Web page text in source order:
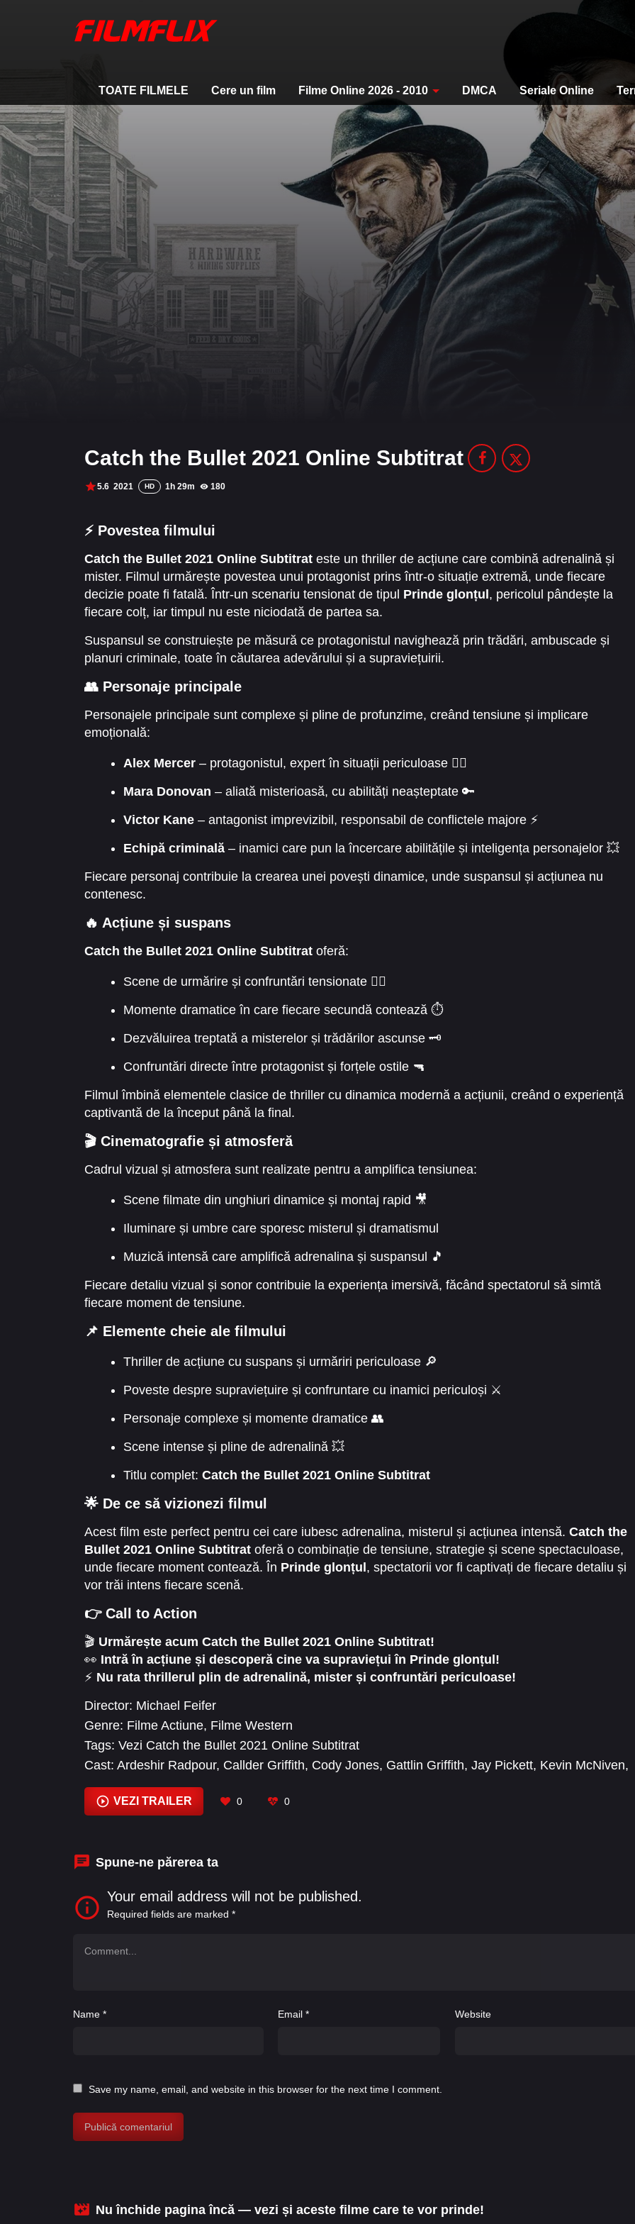
TOATE FILMELE Cere un film Filme Online 2026 - 2010 DMCA Seriale Online
Catch the Bullet 2021 Online Subtitrat
5.6 2021 HD 1h 29m 180
⚡ Povestea filmului
Catch the Bullet 2021 Online Subtitrat este un thriller de acțiune care combină adrenalină și
mister. Filmul urmărește povestea unui protagonist prins într-o situație extremă, unde fiecare
decizie poate fi fatală. Într-un scenariu tensionat de tipul Prinde glonțul, pericolul pândește la
fiecare colț, iar timpul nu este niciodată de partea sa.
Suspansul se construiește pe măsură ce protagonistul navighează prin trădări, ambuscade și
planuri criminale, toate în căutarea adevărului și a supraviețuirii.
👥 Personaje principale
Personajele principale sunt complexe și pline de profunzime, creând tensiune și implicare
emoțională:
Alex Mercer– protagonistul, expert în situații periculoase 🕵️‍♂️
Mara Donovan – aliată misterioasă, cu abilități neașteptate 🔑
Victor Kane– antagonist imprevizibil, responsabil de conflictele majore ⚡
Echipă criminală– inamici care pun la încercare abilitățile și inteligența personajelor 💥
Fiecare personaj contribuie la crearea unei povești dinamice, unde suspansul și acțiunea nu
contenesc.
🔥 Acțiune și suspans
Catch the Bullet 2021 Online Subtitrat oferă:
Scene de urmărire și confruntări tensionate 🏃‍♂️
Momente dramatice în care fiecare secundă contează ⏱️
Dezvăluirea treptată a misterelor și trădărilor ascunse 🗝️
Confruntări directe între protagonist și forțele ostile 🔫
Filmul îmbină elementele clasice de thriller cu dinamica modernă a acțiunii, creând o experiență
captivantă de la început până la final.
🎬 Cinematografie și atmosferă
Cadrul vizual și atmosfera sunt realizate pentru a amplifica tensiunea:
Scene filmate din unghiuri dinamice și montaj rapid 🎥
Iluminare și umbre care sporesc misterul și dramatismul
Muzică intensă care amplifică adrenalina și suspansul 🎵
Fiecare detaliu vizual și sonor contribuie la experiența imersivă, făcând spectatorul să simtă
fiecare moment de tensiune.
📌 Elemente cheie ale filmului
Thriller de acțiune cu suspans și urmăriri periculoase 🔎
Poveste despre supraviețuire și confruntare cu inamici periculoși ⚔️
Personaje complexe și momente dramatice 👥
Scene intense și pline de adrenalină 💥
Titlu complet: Catch the Bullet 2021 Online Subtitrat
🌟 De ce să vizionezi filmul
Acest film este perfect pentru cei care iubesc adrenalina, misterul și acțiunea intensă. Catch the
Bullet 2021 Online Subtitrat oferă o combinație de tensiune, strategie și scene spectaculoase,
unde fiecare moment contează. În Prinde glonțul, spectatorii vor fi captivați de fiecare detaliu și
vor trăi intens fiecare scenă.
👉 Call to Action
🎬 Urmărește acum Catch the Bullet 2021 Online Subtitrat!
👀 Intră în acțiune și descoperă cine va supraviețui în Prinde glonțul!
⚡ Nu rata thrillerul plin de adrenalină, mister și confruntări periculoase!
Director: Michael Feifer
Genre: Filme Actiune, Filme Western
Tags: Vezi Catch the Bullet 2021 Online Subtitrat
Cast: Ardeshir Radpour, Callder Griffith, Cody Jones, Gattlin Griffith, Jay Pickett, Kevin McNiven,
VEZI TRAILER 0 0
Spune-ne părerea ta
Your email address will not be published.
Required fields are marked *
Name * Email* Website
Save my name, email, and website in this browser for the next time I comment.
Nu închide pagina încă — vezi și aceste filme care te vor prinde!